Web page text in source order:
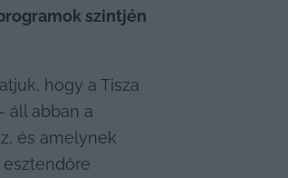
szintjén
hogy a Tisza
áll abban a
és amelynek